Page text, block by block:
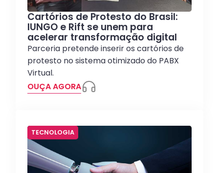
Cartórios de Protesto do Brasil:
IUNGO e Rift se unem para
acelerar transformação digital
Parceria pretende inserir os cartórios de
protesto no sistema otimizado do PABX
Virtual.
OUÇA AGORA
TECNOLOGIA